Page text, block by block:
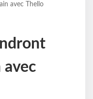
avec Thello